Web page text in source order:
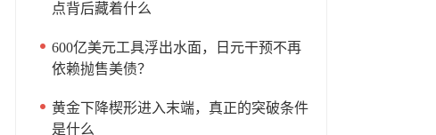
点背后藏着什么
600亿美元工具浮出水面，日元干预不再
依赖抛售美债？
黄金下降楔形进入末端，真正的突破条件
是什么